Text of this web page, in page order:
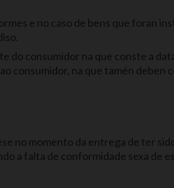
e no caso de bens que foran
consumidor na que conste a
consumidor, na que tamén deben
no momento da entrega de ter
a falta de conformidade sexa de